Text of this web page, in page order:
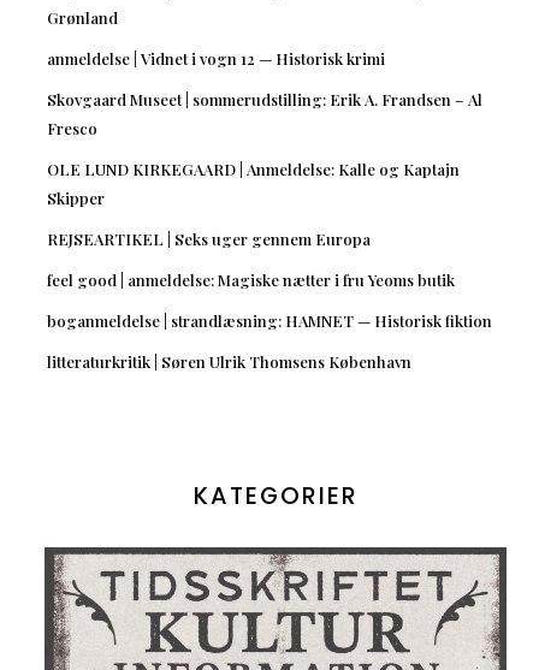
Grønland
anmeldelse | Vidnet i vogn 12 — Historisk krimi
Skovgaard Museet | sommerudstilling: Erik A. Frandsen – Al
Fresco
OLE LUND KIRKEGAARD | Anmeldelse: Kalle og Kaptajn
Skipper
REJSEARTIKEL | Seks uger gennem Europa
feel good | anmeldelse: Magiske nætter i fru Yeoms butik
boganmeldelse | strandlæsning: HAMNET — Historisk fiktion
litteraturkritik | Søren Ulrik Thomsens København
KATEGORIER